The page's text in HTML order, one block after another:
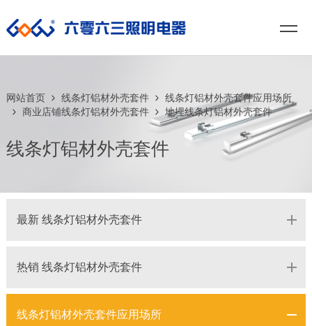
网站首页 线条灯铝材外壳套件
线条灯铝材外壳套件应用场所
商业店铺线条灯铝材外壳套件
地埋线条灯铝材外壳套件
线条灯铝材外壳套件
最新 线条灯铝材外壳套件
热销 线条灯铝材外壳套件
线条灯铝材外壳套件应用场所